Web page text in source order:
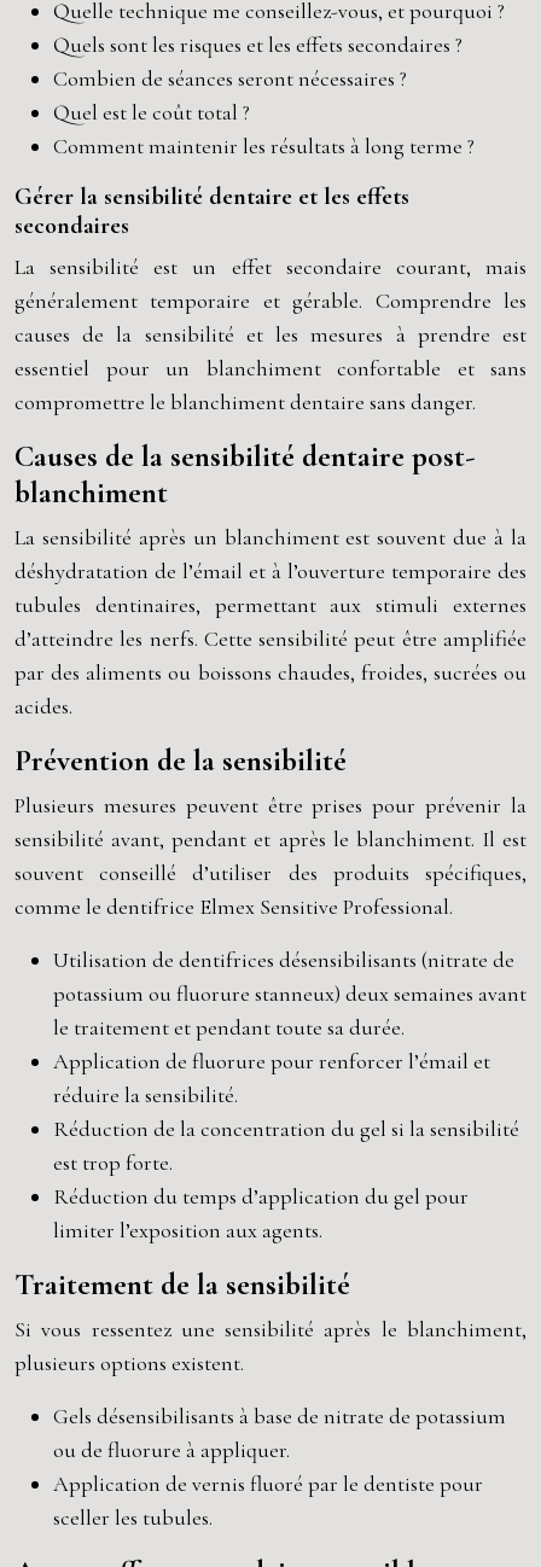
Quelle technique me conseillez-vous, et pourquoi ?
Quels sont les risques et les effets secondaires ?
Combien de séances seront nécessaires ?
Quel est le coût total ?
Comment maintenir les résultats à long terme ?
Gérer la sensibilité dentaire et les effets
secondaires
La sensibilité est un effet secondaire courant, mais
généralement temporaire et gérable. Comprendre les
causes de la sensibilité et les mesures à prendre est
essentiel pour un blanchiment confortable et sans
compromettre le blanchiment dentaire sans danger.
Causes de la sensibilité dentaire post-
blanchiment
La sensibilité après un blanchiment est souvent due à la
déshydratation de l’émail et à l’ouverture temporaire des
tubules dentinaires, permettant aux stimuli externes
d’atteindre les nerfs. Cette sensibilité peut être amplifiée
par des aliments ou boissons chaudes, froides, sucrées ou
acides.
Prévention de la sensibilité
Plusieurs mesures peuvent être prises pour prévenir la
sensibilité avant, pendant et après le blanchiment. Il est
souvent conseillé d’utiliser des produits spécifiques,
comme le dentifrice Elmex Sensitive Professional.
Utilisation de dentifrices désensibilisants (nitrate de
potassium ou fluorure stanneux) deux semaines avant
le traitement et pendant toute sa durée.
Application de fluorure pour renforcer l’émail et
réduire la sensibilité.
Réduction de la concentration du gel si la sensibilité
est trop forte.
Réduction du temps d’application du gel pour
limiter l’exposition aux agents.
Traitement de la sensibilité
Si vous ressentez une sensibilité après le blanchiment,
plusieurs options existent.
Gels désensibilisants à base de nitrate de potassium
ou de fluorure à appliquer.
Application de vernis fluoré par le dentiste pour
sceller les tubules.